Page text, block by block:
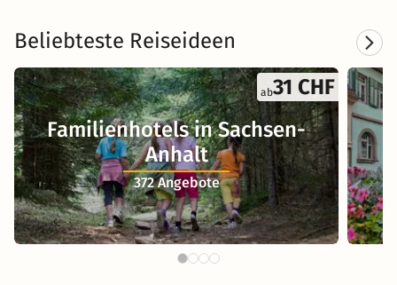
Beliebteste Reiseideen
ab31 CHF
Familienhotels in Sachsen-
Anhalt
372 Angebote